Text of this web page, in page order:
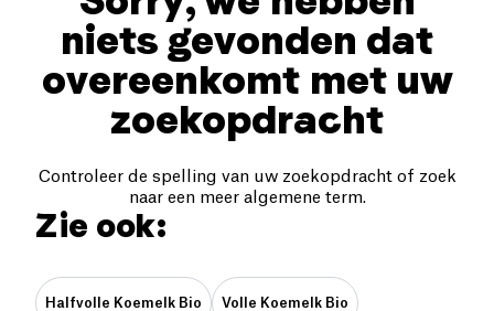
niets gevonden dat
overeenkomt met uw
zoekopdracht
Controleer de spelling van uw zoekopdracht of zoek
naar een meer algemene term.
Zie ook:
Halfvolle Koemelk Bio Volle Koemelk Bio